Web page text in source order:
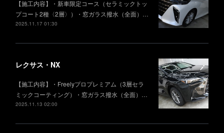
【施工内容】・新車限定コース（セラミックトッ
プコート2種〈2層〉）・窓ガラス撥水（全面）…
2025.11.17 01:30
レクサス・NX
【施工内容】・Freelyプロプレミアム（3層セラ
ミックコーティング）・窓ガラス撥水（全面）…
2025.11.13 02:00